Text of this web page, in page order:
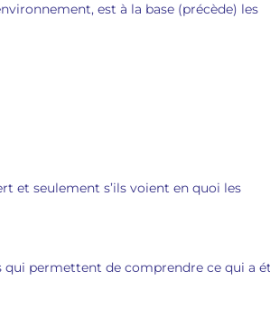
est à la base (précède) les
et seulement s’ils voient en quoi les
qui permettent de comprendre ce qui a